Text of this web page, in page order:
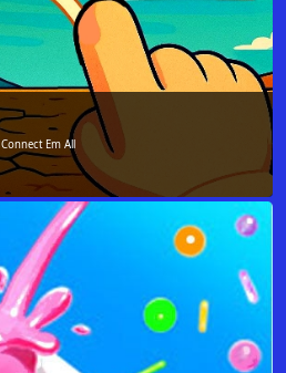
Connect Em All